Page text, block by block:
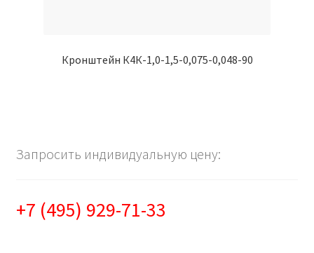
Кронштейн К4К-1,0-1,5-0,075-0,048-90
Запросить индивидуальную цену:
+7 (495) 929-71-33